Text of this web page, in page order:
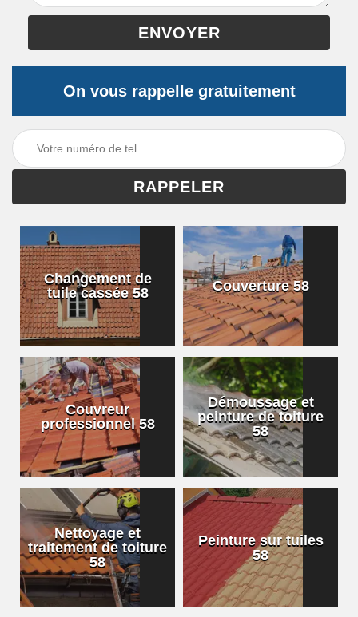
On vous rappelle gratuitement
Changement de
tuile cassée 58
Couverture 58
Couvreur
professionnel 58
Démoussage et
peinture de toiture
58
Nettoyage et
traitement de toiture
58
Peinture sur tuiles
58